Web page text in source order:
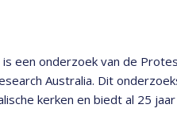
is een onderzoek van de
Australia. Dit
kerken en biedt al 25